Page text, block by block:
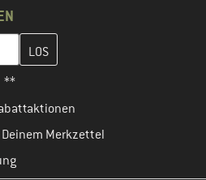
ein und erstelle im nächsten
**
Merkzettel